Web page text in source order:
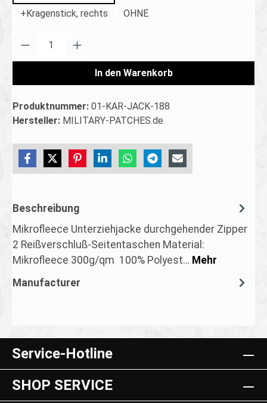
+Kragenstick, rechts
OHNE
Produkt Anzahl: Gib den gewünschten
In den Warenkorb
Produktnummer: 01-KAR-JACK-188
Hersteller: MILITARY-PATCHES.de
Beschreibung
Mikrofleece Unterziehjacke durchgehender Zipper
2 Reißverschluß-Seitentaschen Material:
Mikrofleece 300g/qm 100% Polyest… Mehr
Manufacturer
Service-Hotline
SHOP SERVICE